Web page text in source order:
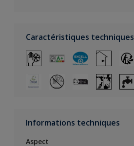
Caractéristiques techniques
Informations techniques
Aspect